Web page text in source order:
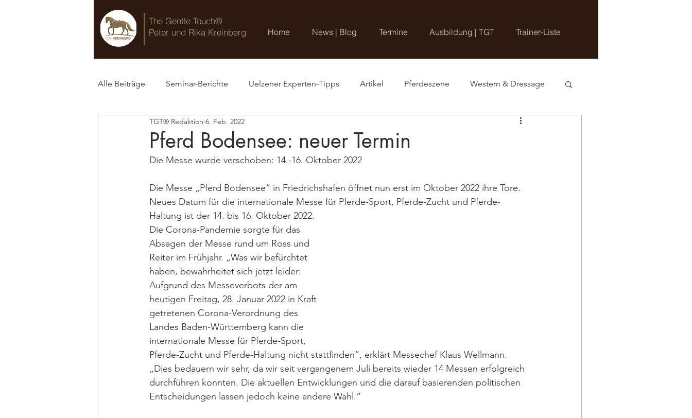
The Gentle Touch®
Peter und Rika Kreinberg
Home News | Blog Termine Ausbildung | TGT Trainer-Liste
Alle Beiträge Seminar-Berichte Uelzener Experten-Tipps Artikel Pferdeszene Western & Dressage
TGT® Blog
Pferd Bodensee: neuer Termin
TGT® Redaktion 6. Feb. 2022
Die Messe wurde verschoben: 14.-16. Oktober 2022
Die Messe „Pferd Bodensee“ in Friedrichshafen öffnet nun erst im Oktober 2022 ihre Tore.
Neues Datum für die internationale Messe für Pferde-Sport, Pferde-Zucht und Pferde-
Haltung ist der 14. bis 16. Oktober 2022.
Die Corona-Pandemie sorgte für das
Absagen der Messe rund um Ross und
Reiter im Frühjahr. „Was wir befürchtet
haben, bewahrheitet sich jetzt leider:
Aufgrund des Messeverbots der am
heutigen Freitag, 28. Januar 2022 in Kraft
getretenen Corona-Verordnung des
Landes Baden-Württemberg kann die
internationale Messe für Pferde-Sport,
Pferde-Zucht und Pferde-Haltung nicht stattfinden“, erklärt Messechef Klaus Wellmann.
„Dies bedauern wir sehr, da wir seit vergangenem Juli bereits wieder 14 Messen erfolgreich
durchführen konnten. Die aktuellen Entwicklungen und die darauf basierenden politischen
Entscheidungen lassen jedoch keine andere Wahl.“